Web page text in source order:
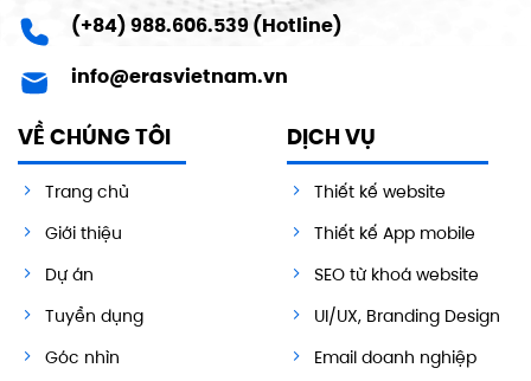
(+84) 988.606.539 (Hotline)
info@erasvietnam.vn
VỀ CHÚNG TÔI
Trang chủ
Giới thiệu
Dự án
Tuyển dụng
Góc nhìn
DỊCH VỤ
Thiết kế website
Thiết kế App mobile
SEO từ khoá website
UI/UX, Branding Design
Email doanh nghiệp